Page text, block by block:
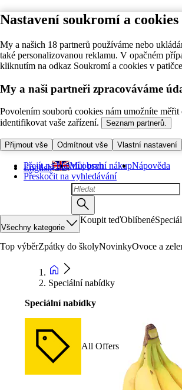
Nastavení soukromí a cookies
My a našich 18 partnerů používáme nebo
také personalizovanou reklamu. V opačném
kliknutím na odkaz Soukromí a cookies v
My a naši partneři zpracováváme
Povolením souborů cookies nám umožníte
identifikovat vaše zařízení.
Seznam partnerů.
Přijmout vše Odmítnout vše Vlastní nastavení
Přejít na hlavní obsah
Přeskočit na vyhledávání
English Můj první nákupNápověda
Všechny kategorie
Koupit teďOblíbené
Top výběrZpátky do školyNovinkyOvoce a
Speciální nabídky
Speciální nabídky
All Offers